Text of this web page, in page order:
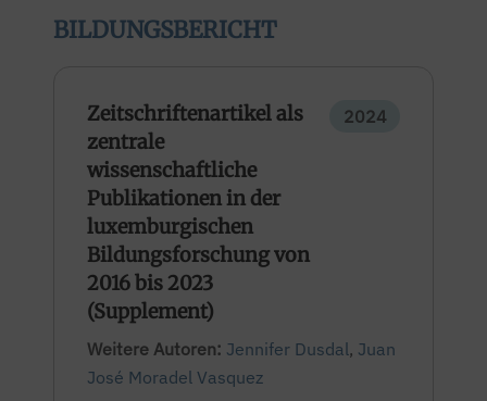
BILDUNGSBERICHT
Zeitschriftenartikel als
zentrale
wissenschaftliche
Publikationen in der
luxemburgischen
Bildungsforschung von
2016 bis 2023
(Supplement)
2024
Weitere Autoren: Jennifer Dusdal, Juan
José Moradel Vasquez